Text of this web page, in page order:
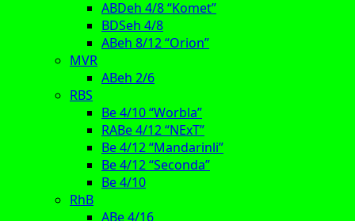
ABDeh 4/8 “Komet”
BDSeh 4/8
ABeh 8/12 “Orion”
MVR
ABeh 2/6
RBS
Be 4/10 “Worbla”
RABe 4/12 “NExT”
Be 4/12 “Mandarinli”
Be 4/12 “Seconda”
Be 4/10
RhB
ABe 4/16